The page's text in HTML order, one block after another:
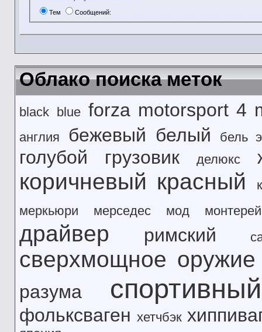
Тем Сообщений:
Облако поиска меток
black blue forza motorsport 4
англия бежевый белый бель
голубой грузовик делюкс
коричневый красный
меркьюри
мерседес мод монтерей
драйвер римский
сверхмощное оружие
разума
фольксваген хетчбэк